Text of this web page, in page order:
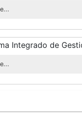
Integrado de